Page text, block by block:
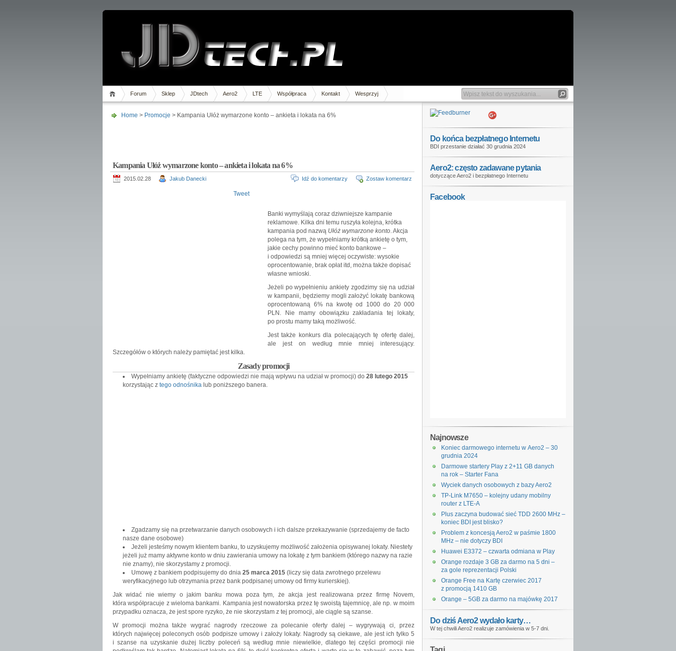
Forum Sklep JDtech Aero2 LTE Współpraca Kontakt Wesprzyj
Home > Promocje > Kampania Ułóż wymarzone konto – ankieta i lokata na 6%
Kampania Ułóż wymarzone konto – ankieta i lokata na 6%
2015.02.28 Jakub Danecki Zostaw komentarz
Idź do komentarzy
Tweet
Banki wymyślają coraz dziwniejsze kampanie
reklamowe. Kilka dni temu ruszyła kolejna, krótka
kampania pod nazwą Ułóż wymarzone konto. Akcja
polega na tym, że wypełniamy krótką ankietę o tym,
jakie cechy powinno mieć konto bankowe –
i odpowiedzi są mniej więcej oczywiste: wysokie
oprocentowanie, brak opłat itd, można także dopisać
własne wnioski.
Jeżeli po wypełnieniu ankiety zgodzimy się na udział
w kampanii, będziemy mogli założyć lokatę bankową
oprocentowaną 6% na kwotę od 1000 do 20 000
PLN. Nie mamy obowiązku zakładania tej lokaty,
po prostu mamy taką możliwość.
Jest także konkurs dla polecających tę ofertę dalej,
ale jest on według mnie mniej interesujący.
Szczegółów o których należy pamiętać jest kilka.
Zasady promocji
Wypełniamy ankietę (faktyczne odpowiedzi nie mają wpływu na udział w promocji) do 28 lutego 2015
korzystając z tego odnośnika lub poniższego banera.
Zgadzamy się na przetwarzanie danych osobowych i ich dalsze przekazywanie (sprzedajemy de facto
nasze dane osobowe)
Jeżeli jesteśmy nowym klientem banku, to uzyskujemy możliwość założenia opisywanej lokaty. Niestety
jeżeli już mamy aktywne konto w dniu zawierania umowy na lokatę z tym bankiem (którego nazwy na razie
nie znamy), nie skorzystamy z promocji.
Umowę z bankiem podpisujemy do dnia 25 marca 2015 (liczy się data zwrotnego przelewu
weryfikacyjnego lub otrzymania przez bank podpisanej umowy od firmy kurierskiej).
Jak widać nie wiemy o jakim banku mowa poza tym, że akcja jest realizowana przez firmę Novem,
która współpracuje z wieloma bankami. Kampania jest nowatorska przez tę swoistą tajemnicę, ale np. w moim
przypadku oznacza, że jest spore ryzyko, że nie skorzystam z tej promocji, ale ciągle są szanse.
W promocji można także wygrać nagrody rzeczowe za polecanie oferty dalej – wygrywają ci, przez
których najwięcej poleconych osób podpisze umowy i założy lokaty. Nagrody są ciekawe, ale jest ich tylko 5
i szanse na uzyskanie dużej liczby poleceń są według mnie niewielkie, dlatego tej części promocji nie
Do końca bezpłatnego Internetu
BDI przestanie działać 30 grudnia 2024
Aero2: często zadawane pytania
dotyczące Aero2 i bezpłatnego Internetu
Facebook
Najnowsze
Koniec darmowego internetu w Aero2 – 30
grudnia 2024
Darmowe startery Play z 2+11 GB danych
na rok – Starter Fana
Wyciek danych osobowych z bazy Aero2
TP-Link M7650 – kolejny udany mobilny
router z LTE-A
Plus zaczyna budować sieć TDD 2600 MHz –
koniec BDI jest blisko?
Problem z koncesją Aero2 w paśmie 1800
MHz – nie dotyczy BDI
Huawei E3372 – czwarta odmiana w Play
Orange rozdaje 3 GB za darmo na 5 dni –
za gole reprezentacji Polski
Orange Free na Kartę czerwiec 2017
z promocją 1410 GB
Orange – 5GB za darmo na majówkę 2017
Do dziś Aero2 wydało karty…
W tej chwili Aero2 realizuje zamówienia w 5-7 dni.